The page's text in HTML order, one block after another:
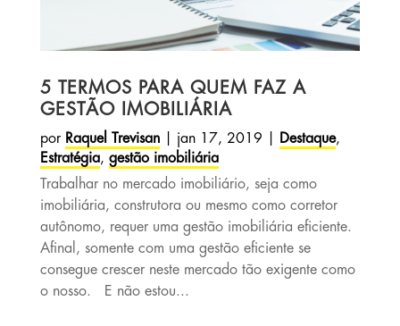
5 TERMOS PARA QUEM FAZ A
GESTÃO IMOBILIÁRIA
por Raquel Trevisan| jan 17, 2019 Destaque,
Estratégia, gestão imobiliária
Trabalhar no mercado imobiliário, seja como
imobiliária, construtora ou mesmo como corretor
autônomo, requer uma gestão imobiliária eficiente.
Afinal, somente com uma gestão eficiente se
consegue crescer neste mercado tão exigente como
o nosso. E não estou...